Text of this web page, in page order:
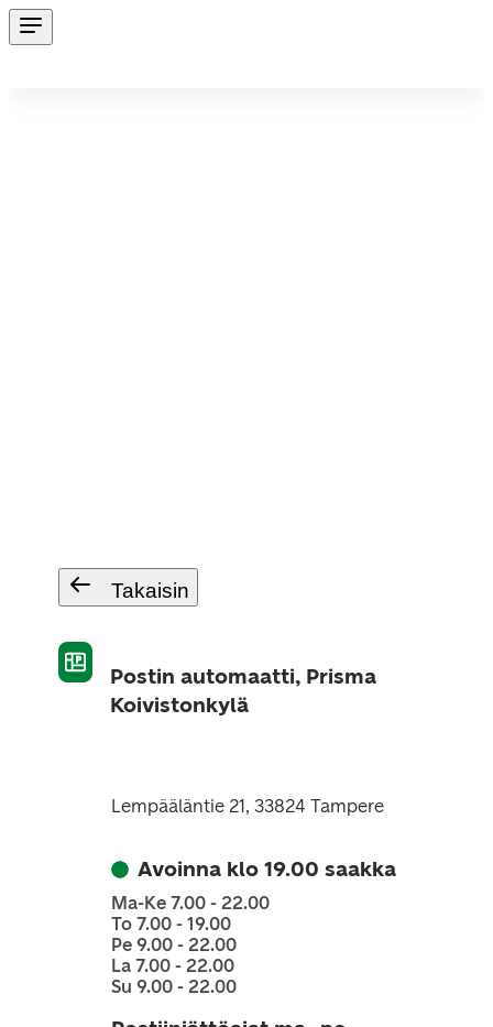
Takaisin
Postin automaatti, Prisma
Koivistonkylä
Lempääläntie 21, 33824 Tampere
Avoinna klo 19.00 saakka
Ma-Ke 7.00 - 22.00
To 7.00 - 19.00
Pe 9.00 - 22.00
La 7.00 - 22.00
Su 9.00 - 22.00